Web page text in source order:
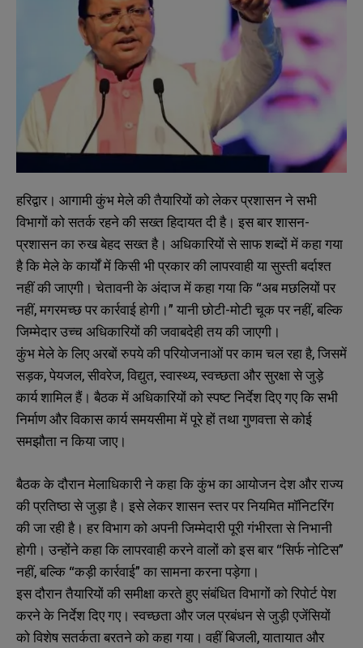
हरिद्वार। आगामी कुंभ मेले की तैयारियों को लेकर प्रशासन ने सभी
विभागों को सतर्क रहने की सख्त हिदायत दी है। इस बार शासन-
प्रशासन का रुख बेहद सख्त है। अधिकारियों से साफ शब्दों में कहा गया
है कि मेले के कार्यों में किसी भी प्रकार की लापरवाही या सुस्ती बर्दाश्त
नहीं की जाएगी। चेतावनी के अंदाज में कहा गया कि “अब मछलियों पर
नहीं, मगरमच्छ पर कार्रवाई होगी।” यानी छोटी-मोटी चूक पर नहीं, बल्कि
जिम्मेदार उच्च अधिकारियों की जवाबदेही तय की जाएगी।
कुंभ मेले के लिए अरबों रुपये की परियोजनाओं पर काम चल रहा है, जिसमें
सड़क, पेयजल, सीवरेज, विद्युत, स्वास्थ्य, स्वच्छता और सुरक्षा से जुड़े
कार्य शामिल हैं। बैठक में अधिकारियों को स्पष्ट निर्देश दिए गए कि सभी
निर्माण और विकास कार्य समयसीमा में पूरे हों तथा गुणवत्ता से कोई
समझौता न किया जाए।
बैठक के दौरान मेलाधिकारी ने कहा कि कुंभ का आयोजन देश और राज्य
की प्रतिष्ठा से जुड़ा है। इसे लेकर शासन स्तर पर नियमित मॉनिटरिंग
की जा रही है। हर विभाग को अपनी जिम्मेदारी पूरी गंभीरता से निभानी
होगी। उन्होंने कहा कि लापरवाही करने वालों को इस बार “सिर्फ नोटिस”
नहीं, बल्कि “कड़ी कार्रवाई” का सामना करना पड़ेगा।
इस दौरान तैयारियों की समीक्षा करते हुए संबंधित विभागों को रिपोर्ट पेश
करने के निर्देश दिए गए। स्वच्छता और जल प्रबंधन से जुड़ी एजेंसियों
को विशेष सतर्कता बरतने को कहा गया। वहीं बिजली, यातायात और